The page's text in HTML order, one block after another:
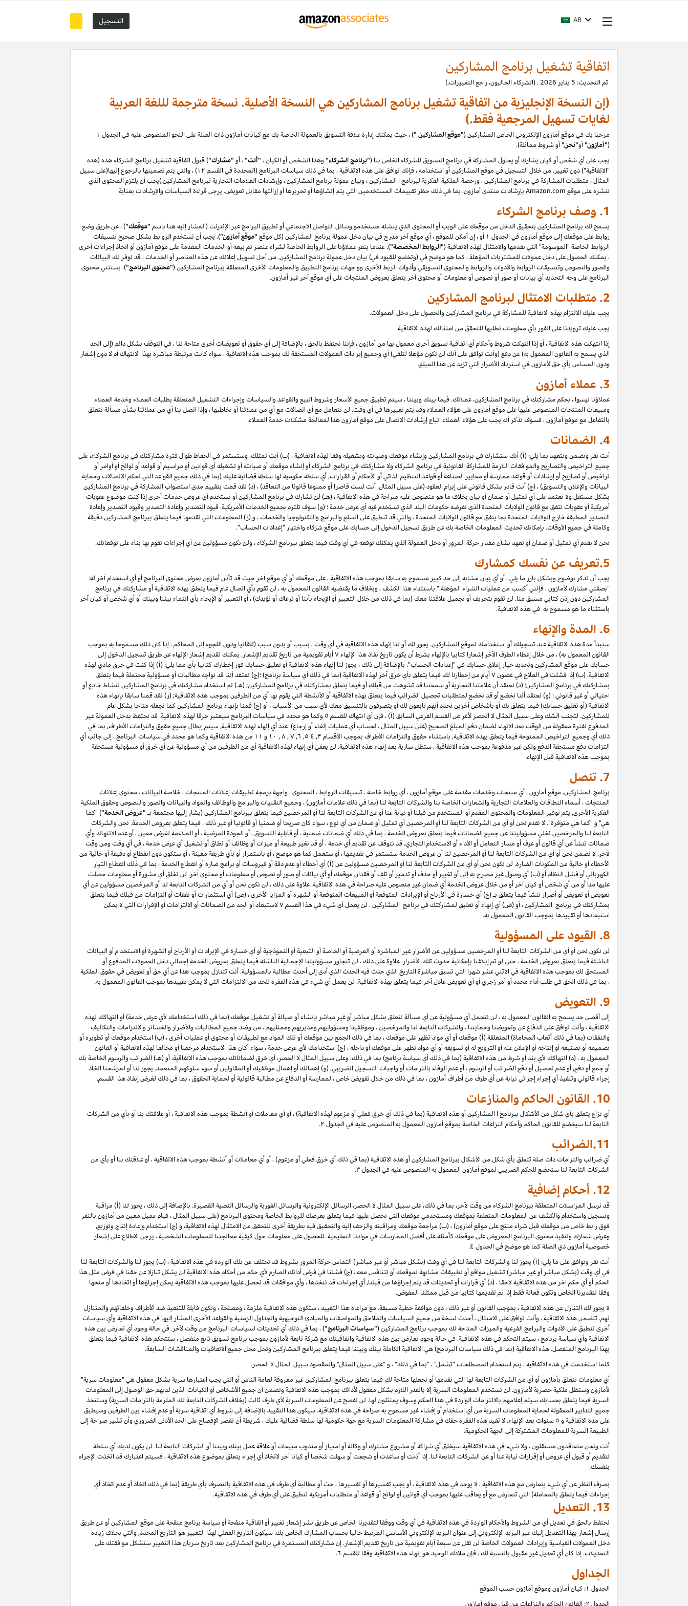
التسجيل AR
اتفاقية تشغيل برنامج المشاركين
تم التحديث: 5 يناير 2026 . (الشركاء الحاليون، راجع التغييرات.)
(إن النسخة الإنجليزية من اتفاقية تشغيل برنامج المشاركين هي النسخة الأصلية. نسخة مترجمة لللغة العربية
لغايات تسهيل المرجعية فقط.)
مرحبا بك في موقع أمازون الإلكتروني الخاص المشاركين ("موقع المشاركين "
) ، حيث يمكنك إدارة علاقة التسويق بالعمولة الخاصة بك مع كيانات أمازون ذات الصلة على النحو المنصوص عليه في الجدول ۱
(
"أمازون"أو"نحن"أو شروط مماثلة).
يجب على أي شخص أو كيان يشارك أو يحاول المشاركة في برنامج التسويق للشركاء الخاص بنا ("برنامج الشركاء"وهذا الشخص أو الكيان ، "أنت"، أو "مشارك") قبول اتفاقية تشغيل برنامج الشركاء هذه (هذه
"الاتفاقية") دون تغيير. من خلال التسجيل في موقع المشاركين أو استخدامه ، فإنك توافق على هذه الاتفاقية ، بما في ذلك سياسات البرنامج (المحددة في القسم ۱۲) ، والتي يتم تضمينها بالرجوع إليها(على سبيل
المثال ، متطلبات المشاركة في برنامج المشاركين ، ورخصة الملكية الفكرية لبرنامج ا المشاركين ، وبيان عمولة برنامج المشاركين ، وإرشادات العلامات التجارية لبرنامج المشاركين.)يجب أن يلتزم المحتوى الذي
تنشره على موقع Amazon.com بإرشادات منتدى أمازون، بما في ذلك حظر تقييمات المستخدمين التي يتم إنشاؤها أو تحريرها أو إزالتها مقابل تعويض. يرجى قراءة السياسات والإرشادات بعناية
1. وصف برنامج الشركاء
يسمح لك برنامج المشاركين بتحقيق الدخل من موقعك على الويب أو المحتوى الذي ينشئه مستخدمو وسائل التواصل الاجتماعي أو تطبيق البرامج عبر الإنترنت (المشار إليه هنا باسم "موقعك") ، عن طريق وضع
روابط على موقعك إلى موقع أمازون في الجدول ۱ أو ، إن أمكن للموقع ، أي موقع آخر مدرج في بيان دخل عمولة برنامج المشاركين (كل موقع
"موقع أمازون"). يجب أن تستخدم الروابط بشكل صحيح تنسيقات
الروابط الخاصة "الموسومة" التي نقدمها والامتثال لهذه الاتفاقية ("الروابط المخصصة"). عندما ينقر عملاؤنا على الروابط الخاصة لشراء عنصر تم بيعه أو الخدمات المقدمة على موقع أمازون أو اتخاذ إجراءات أخرى
، يمكنك الحصول على دخل عمولات للمشتريات المؤهلة ، كما هو موضح في (وتخضع للقيود في) بيان دخل عمولة برنامج المشاركين. من أجل تسهيل إعلانك عن هذه العناصر أو الخدمات ، قد نوفر لك البيانات
والصور والنصوص وتنسيقات الروابط والأدوات والروابط والمحتوى التسويقي وأدوات الربط الأخرى وواجهات برنامج التطبيق والمعلومات الأخرى المتعلقة ببرنامج المشاركين ("محتوى البرنامج"). يستثني محتوى
البرنامج على وجه التحديد أي بيانات أو صور أو نصوص أو معلومات أو محتوى آخر يتعلق بعروض المنتجات على أي موقع آخر غير أمازون.
2. متطلبات الامتثال لبرنامج المشاركين
يجب عليك الالتزام بهذه الاتفاقية للمشاركة في برنامج المشاركين والحصول على دخل العمولات.
يجب عليك تزويدنا على الفور بأي معلومات نطلبها للتحقق من امتثالك لهذه الاتفاقية.
إذا انتهكت هذه الاتفاقية ، أو إذا انتهكت شروط وأحكام أي اتفاقية تسويق أخرى معمول بها من أمازون ، فإننا نحتفظ بالحق ، بالإضافة إلى أي حقوق أو تعويضات أخرى متاحة لنا ، في التوقف بشكل دائم (إلى الحد
الذي يسمح به القانون المعمول به) عن دفع (وأنت توافق على أنك لن تكون مؤهلا لتلقي) أي وجميع إيرادات العمولات المستحقة لك بموجب هذه الاتفاقية ، سواء كانت مرتبطة مباشرة بهذا الانتهاك أم لا دون إشعار
ودون المساس بأي حق لأمازون في استرداد الأضرار التي تزيد عن هذا المبلغ.
3. عملاء أمازون
عملاؤنا ليسوا ، بحكم مشاركتك في برنامج المشاركين، عملائك. فيما بينك وبيننا ، سيتم تطبيق جميع الأسعار وشروط البيع والقواعد والسياسات وإجراءات التشغيل المتعلقة بطلبات العملاء وخدمة العملاء
ومبيعات المنتجات المنصوص عليها على موقع أمازون على هؤلاء العملاء وقد يتم تغييرها في أي وقت. لن تتعامل مع أي اتصالات مع أي من عملائنا أو تخاطبها ، وإذا اتصل بنا أي من عملائنا بشأن مسألة تتعلق
بالتفاعل مع موقع أمازون ، فسوف تذكر أنه يجب على هؤلاء العملاء اتباع إرشادات الاتصال على موقع أمازون هذا لمعالجة مشكلات خدمة العملاء.
4. الضمانات
أنت تقر وتضمن وتتعهد بما يلي: (أ) أنك ستشارك في برنامج المشاركين وإنشاء موقعك وصيانته وتشغيله وفقا لهذه الاتفاقية ، (ب) أنت تمتلك، وستستمر في الحفاظ طوال فترة مشاركتك في برنامج الشركاء، على
جميع التراخيص والتصاريح والموافقات اللازمة للمشاركة القانونية في برنامج الشركاء ولا مشاركتك في برنامج الشركاء أو إنشاء موقعك أو صيانته أو تشغيله أي قوانين أو مراسيم أو قواعد أو لوائح أو أوامر أو
تراخيص أو تصاريح أو إرشادات أو قواعد ممارسة أو معايير الصناعة أو قواعد التنظيم الذاتي أو الأحكام أو القرارات, أي سلطة حكومية لها سلطة قضائية عليك (بما في ذلك جميع القواعد التي تحكم الاتصالات وحماية
البيانات والإعلان والتسويق) ، (ج) أنت قادر بشكل قانوني على إبرام العقود (على سبيل المثال. أنت لست قاصرا أو ممنوعا قانونا من التعاقد) ، (د) لقد قمت بتقييم مدى استصواب المشاركة في برنامج المشاركين
بشكل مستقل ولا تعتمد على أي تمثيل أو ضمان أو بيان بخلاف ما هو منصوص عليه صراحة في هذه الاتفاقية ، (هـ) لن تشارك في برنامج المشاركين أو تستخدم أي عروض خدمات أخرى إذا كنت موضوع عقوبات
أمريكية أو عقوبات تتفق مع قانون الولايات المتحدة الذي تفرضه حكومات البلد الذي تستخدم فيه أي عرض خدمة ؛ (و) سوف تلتزم بجميع الخدمات الأمريكية. قيود التصدير وإعادة التصدير وقيود التصدير وإعادة
التصدير المطبقة خارج الولايات المتحدة بما يتفق مع قانون الولايات المتحدة ، والتي قد تنطبق على السلع والبرامج والتكنولوجيا والخدمات ، و (ز) المعلومات التي تقدمها فيما يتعلق ببرنامج المشاركين دقيقة
وكاملة في جميع الأوقات. بإمكانك تحديث المعلومات الخاصة بك عن طريق تسجيل الدخول إلى حسابك على موقع شركاه واختيار "إعدادات الحساب".
نحن لا نقدم أي تمثيل أو ضمان أو تعهد بشأن مقدار حركة المرور أو دخل العمولة الذي يمكنك توقعه في أي وقت فيما يتعلق ببرنامج الشركاء ، ولن نكون مسؤولين عن أي إجراءات تقوم بها بناء على توقعاتك.
5. تعريف عن نفسك كمشارك
يجب أن تذكر بوضوح وبشكل بارز ما يلي ، أو أي بيان مشابه إلى حد كبير مسموح به سابقا بموجب هذه الاتفاقية ، على موقعك أو أي موقع آخر حيث قد تأذن أمازون بعرض محتوى البرنامج أو أي استخدام آخر له:
"بصفتي مشارك لأمازون ، فإنني أكسب من عمليات الشراء المؤهلة." باستثناء هذا الكشف ، وبخلاف ما يقتضيه القانون المعمول به ، لن تقوم بأي اتصال عام فيما يتعلق بهذه الاتفاقية أو مشاركتك في برنامج
المشاركين دون إذن كتابي مسبق منا. لن تقوم بتحريف أو تجميل علاقتنا معك (بما في ذلك من خلال التعبير أو الإيحاء بأننا أو نرعاك أو نؤيدك) ، أو التعبير أو الإيحاء بأي انتماء بيننا وبينك أو أي شخص أو كيان آخر
باستثناء ما هو مسموح به في هذه الاتفاقية.
6. المدة والإنهاء
ستبدأ مدة هذه الاتفاقية عند تسجيلك أو استخدامك لموقع المشاركين. يجوز لك أو لنا إنهاء هذه الاتفاقية في أي وقت ، بسبب أو بدون سبب (تلقائيا ودون اللجوء إلى المحاكم ، إذا كان ذلك مسموحا به بموجب
القانون المعمول به) ، من خلال إعطاء الطرف الآخر إشعارا كتابيا بالإنهاء بشرط أن يكون تاريخ نفاذ هذا الإنهاء ۷ أيام تقويمية من تاريخ تقديم الإشعار. يمكنك تقديم إشعار الإنهاء عن طريق تسجيل الدخول إلى
حسابك على موقع المشاركين وتحديد خيار إغلاق حسابك في "إعدادات الحساب". بالإضافة إلى ذلك ، يجوز لنا إنهاء هذه الاتفاقية أو تعليق حسابك فور إخطارك كتابيا بأي مما يلي: (أ) إذا كنت في خرق مادي لهذه
الاتفاقية، (ب) إذا فشلت في العلاج في غضون ۷ أيام من إخطارنا لك فيما يتعلق بأي خرق آخر لهذه الاتفاقية (بما في ذلك أي سياسة برنامج) ؛(ج) نعتقد أننا قد نواجه مطالبات أو مسؤولية محتملة فيما يتعلق
بمشاركتك في برنامج المشاركين؛ (د) نعتقد أن علامتنا التجارية أو سمعتنا قد تشوهت من قبلك أو فيما يتعلق بمشاركتك في برنامج المشاركين; (هـ) تم استخدام مشاركتك في برنامج المشاركين لنشاط خادع أو
احتيالي أو غير قانوني ؛ (و) نعتقد أننا نخضع أو قد نخضع لمتطلبات تحصيل الضرائب فيما يتعلق بهذه الاتفاقية أو الأنشطة التي يقوم بها أي من الطرفين بموجب هذه الاتفاقية; (ز) لقد قمنا سابقا بإنهاء هذه
الاتفاقية (أو تغليق حسابك) فيما يتعلق بك أو بأشخاص آخرين نحدد أنهم تابعون لك أو يتصرفون بالتنسيق معك لأي سبب من الأسباب ، أو (ح) قمنا بإنهاء برنامج المشاركين كما نجعله متاحا بشكل عام
للمشاركين. لتجنب الشك وعلى سبيل المثال لا الحصر لأغراض القسم الفرعي السابق (أ) ، فإن أي انتهاك للقسم ٥ وكما هو محدد في سياسات البرنامج سيعتبر خرقا لهذه الاتفاقية. قد نحتفظ بدخل العمولة غير
المدفوع لفترة معقولة من الوقت بعد الإنهاء لضمان دفع المبلغ الصحيح (على سبيل المثال ، لحساب أي عمليات إلغاء أو إرجاع). عند أي إنهاء لهذه الاتفاقية, سيتم إبطال جميع حقوق والتزامات الأطراف, بما في
ذلك أي وجميع التراخيص الممنوحة فيما يتعلق بهذه الاتفاقية, باستثناء حقوق والتزامات الأطراف بموجب الأقسام ۳, ٤ ٥, ٦, ۷ , ۸ , ۱۰ و ۱۱ من هذه الاتفاقية وكما هو محدد في سياسات البرنامج ، إلى جانب أي
التزامات دفع مستحقة الدفع ولكن غير مدفوعة بموجب هذه الاتفاقية ، ستظل سارية بعد إنهاء هذه الاتفاقية. لن يعفي أي إنهاء لهذه الاتفاقية أي من الطرفين من أي مسؤولية عن أي خرق أو مسؤولية مستحقة
بموجب هذه الاتفاقية قبل الإنهاء.
7. تنصل
برنامج المشاركين، موقع أمازون ، أي منتجات وخدمات مقدمة على موقع أمازون ، أي روابط خاصة ، تنسيقات الروابط ، المحتوى ، واجهة برمجة تطبيقات إعلانات المنتجات ، خلاصة البيانات ، محتوى إعلانات
المنتجات ، أسماء النطاقات والعلامات التجارية والشعارات الخاصة بنا والشركات التابعة لنا (بما في ذلك علامات أمازون) ، وجميع التقنيات والبرامج والوظائف والمواد والبيانات والصور والنصوص وحقوق الملكية
الفكرية الأخرى, يتم توفير المعلومات والمحتوى المقدم أو المستخدم من قبلنا أو نيابة عنا أو عن الشركات التابعة لنا أو المرخصين فيما يتعلق ببرنامج المشاركين (يشار إليها مجتمعة بـ"عروض الخدمة") "كما
هي" و "كما هي متوفرة". لا نقدم نحن أو أي من الشركات التابعة لنا أو المرخصين أي تمثيل أو ضمان من أي نوع ، سواء كان صريحا أو ضمنيا أو قانونيا أو غير ذلك ، فيما يتعلق بعروض الخدمة. نحن والشركات
التابعة لنا والمرخصين نخلي مسؤوليتنا عن جميع الضمانات فيما يتعلق بعروض الخدمة ، بما في ذلك أي ضمانات ضمنية ، أو قابلية التسويق ، أو الجودة المرضية ، أو الملاءمة لغرض معين ، أو عدم الانتهاك وأي
ضمانات تنشأ عن أي قانون أو عرف أو مسار التعامل أو الأداء أو الاستخدام التجاري. قد نتوقف عن تقديم أي خدمة ، أو قد نغير طبيعة أو ميزات أو وظائف أو نطاق أو تشغيل أي عرض خدمة ، في أي وقت ومن وقت
لآخر. لا نضمن نحن أو أي من الشركات التابعة لنا أو المرخصين لنا أن عروض الخدمة ستستمر في تقديمها ، أو ستعمل كما هو موضح ، أو باستمرار أو بأي طريقة معينة ، أو ستكون دون انقطاع أو دقيقة أو خالية من
الأخطاء أو خالية من المكونات الضارة. لن نكون نحن أو أي من الشركات التابعة لنا أو المرخصين مسؤولين عن (أ) أي أخطاء أو عدم دقة أو فيروسات أو برامج ضارة أو انقطاع الخدمة ، بما في ذلك انقطاع التيار
الكهربائي أو فشل النظام أو (ب) أي وصول غير مصرح به إلى أو تغيير أو حذف أو تدمير أو تلف أو فقدان موقعك أو أي بيانات أو صور أو نصوص أو معلومات أو محتوى آخر. لن تخلق أي مشورة أو معلومات حصلت
عليها منا أو من أي شخص أو كيان آخر أو من خلال عروض الخدمة أي ضمان غير منصوص عليه صراحة في هذه الاتفاقية. علاوة على ذلك ، لن نكون نحن أو أي من الشركات التابعة لنا أو المرخصين مسؤولين عن أي
تعويض أو تعويض أو أضرار تنشأ فيما يتعلق بـ (خ) أي خسارة في الأرباح أو الإيرادات المتوقعة أو المبيعات المتوقعة أو الشهرة أو المزايا الأخرى ، (ص) أي استثمارات أو نفقات أو التزامات من قبلك فيما يتعلق
بمشاركتك في برنامج المشاركين ، أو (ض) أي إنهاء أو تعليق لمشاركتك في برنامج المشاركين . لن يعمل أي شيء في هذا القسم ۷ لاستبعاد أو الحد من الضمانات أو الالتزامات أو الإقرارات التي لا يمكن
استبعادها أو تقييدها بموجب القانون المعمول به.
8. القيود على المسؤولية
لن نكون نحن أو أي من الشركات التابعة لنا أو المرخصين مسؤولين عن الأضرار غير المباشرة أو العرضية أو الخاصة أو التبعية أو النموذجية أو أي خسارة في الإيرادات أو الأرباح أو الشهرة أو الاستخدام أو البيانات
الناشئة فيما يتعلق بعروض الخدمة ، حتى لو تم إبلاغنا بإمكانية حدوث تلك الأضرار. علاوة على ذلك ، لن تتجاوز مسؤوليتنا الإجمالية الناشئة فيما يتعلق بعروض الخدمة إجمالي دخل العمولات المدفوع أو
المستحق لك بموجب هذه الاتفاقية في الاثني عشر شهرا التي تسبق مباشرة التاريخ الذي حدث فيه الحدث الذي أدى إلى أحدث مطالبة بالمسؤولية. أنت تتنازل بموجب هذا عن أي حق أو تعويض في حقوق الملكية
، بما في ذلك الحق في طلب أداء محدد أو أمر زجري أو أي تعويض عادل آخر فيما يتعلق بهذه الاتفاقية. لن يعمل أي شيء في هذه الفقرة للحد من الالتزامات التي لا يمكن تقييدها بموجب القانون المعمول به.
9. التعويض
إلى أقصى حد يسمح به القانون المعمول به ، لن نتحمل أي مسؤولية عن أي مسألة تتعلق بشكل مباشر أو غير مباشر بإنشاء أو صيانة أو تشغيل موقعك (بما في ذلك استخدامك لأي عرض خدمة) أو انتهاكك لهذه
الاتفاقية ، وأنت توافق على الدفاع عن وتعويضنا وحمايتنا ، والشركات التابعة لنا والمرخصين ، وموظفينا ومسؤوليهم ومديريهم وممثليهم ، من وضد جميع المطالبات والأضرار والخسائر والالتزامات والتكاليف
والنفقات (بما في ذلك أتعاب المحاماة) المتعلقة (أ) موقعك أو أي مواد تظهر على موقعك ، بما في ذلك الجمع بين موقعك أو تلك المواد مع تطبيقات أو محتوى أو عمليات أخرى ، (ب) استخدام موقعك أو تطويره أو
تصميمه أو تصنيعه أو إنتاجه أو الإعلان عنه أو الترويج له أو تسويقه أو أي مواد تظهر على موقعك أو داخله ، (ج) استخدامك لأي عرض خدمة ، سواء أكان هذا الاستخدام مرخصا أو مخالفا لهذه الاتفاقية أو القانون
المعمول به ، (د) انتهاكك لأي بند أو شرط من هذه الاتفاقية (بما في ذلك أي سياسة برنامج) بما في ذلك، وعلى سبيل المثال لا الحصر، أي خرق لضماناتك بموجب هذه الاتفاقية، أو (هـ) الضرائب والرسوم الخاصة بك
أو جمع أو دفع, أو عدم تحصيل أو دفع الضرائب أو الرسوم ، أو عدم الوفاء بالتزامات أو واجبات التسجيل الضريبي, (و) إهمالك أو إهمال موظفيك أو المقاولين أو سوء سلوكهم المتعمد. يجوز لنا أو لمرشحنا اتخاذ
إجراء قانوني وتنفيذ أي إجراء إجرائي نيابة عن أي طرف من أطراف أمازون ، بما في ذلك من خلال تفويض خاص ، لممارسة أو الدفاع عن مطالبة قانونية أو لحماية الحقوق ، بما في ذلك لغرض إنفاذ هذا القسم.
10. القانون الحاكم والمنازعات
أي نزاع يتعلق بأي شكل من الأشكال ببرنامج ا المشاركين أو هذه الاتفاقية (بما في ذلك أي خرق فعلي أو مزعوم لهذه الاتفاقية) ، أو أي معاملات أو أنشطة بموجب هذه الاتفاقية ، أو علاقتك بنا أو بأي من الشركات
التابعة لنا سيخضع للقانون الحاكم وأحكام النزاعات الخاصة بموقع أمازون المعمول به المنصوص عليه في الجدول ۲.
11. الضرائب
أي ضرائب والتزامات ذات صلة تتعلق بأي شكل من الأشكال ببرنامج المشاركينأو هذه الاتفاقية (بما في ذلك أي خرق فعلي أو مزعوم) ، أو أي معاملات أو أنشطة بموجب هذه الاتفاقية ، أو علاقتك بنا أو بأي من
الشركات التابعة لنا ستخضع للحكم الضريبي لموقع أمازون المعمول به المنصوص عليه في الجدول ۳.
12. أحكام إضافية
قد نرسل المراسلات المتعلقة ببرنامج الشركاء من وقت لآخر، بما في ذلك، على سبيل المثال لا الحصر، الرسائل الإلكترونية والرسائل الفورية والرسائل النصية القصيرة. بالإضافة إلى ذلك ، يجوز لنا (أ) مراقبة
وتسجيل واستخدام والكشف عن المعلومات المتعلقة بموقعك ومستخدمي موقعك التي نحصل عليها فيما يتعلق بعرضك للروابط الخاصة ومحتوى البرنامج (على سبيل المثال ، قيام عميل معين من أمازون بالنقر
فوق رابط خاص من موقعك قبل شراء منتج على موقع أمازون) ، (ب) مراجعة موقعك ومراقبته والزحف إليه والتحقيق فيه بطريقة أخرى للتحقق من الامتثال لهذه الاتفاقية، و (ج) استخدام وإعادة إنتاج وتوزيع,
وعرض شعارك وتنفيذ محتوى البرنامج المعروض على موقعك كأمثلة على أفضل الممارسات في موادنا التعليمية. للحصول على معلومات حول كيفية معالجتنا للمعلومات الشخصية ، يرجى الاطلاع على إشعار
خصوصية أمازون ذي الصلة كما هو موضح في الجدول ٤.
أنت تقر وتوافق على ما يلي: (أ) يجوز لنا والشركات التابعة لنا في أي وقت (بشكل مباشر أو غير مباشر) التماس حركة المرور بشروط قد تختلف عن تلك الواردة في هذه الاتفاقية ، (ب) يجوز لنا والشركات التابعة لنا
في أي وقت (بشكل مباشر أو غير مباشر) تشغيل مواقع أو تطبيقات مشابهة لموقعك أو تتنافس معه ، (ج) فشلنا في فرض أدائك الصارم لأي حكم من أحكام هذه الاتفاقية لن يشكل تنازلا عن حقنا في فرض مثل هذا
الحكم أو أي حكم آخر من هذه الاتفاقية لاحقا ، (د) أي قرارات أو تحديثات قد يتم إجراؤها من قبلنا, أي إجراءات قد نتخذها ، وأي موافقات قد نحصل عليها بموجب هذه الاتفاقية يمكن إجراؤها أو اتخاذها أو منحها
وفقا لتقديرنا الخاص وتكون فعالة فقط إذا تم تقديمها كتابيا من قبل ممثلنا المفوض.
لا يجوز لك التنازل عن هذه الاتفاقية ، بموجب القانون أو غير ذلك ، دون موافقة خطية مسبقة. مع مراعاة هذا التقييد ، ستكون هذه الاتفاقية ملزمة ، ومصلحة ، وتكون قابلة للتنفيذ ضد الأطراف وخلفائهم والمتنازل
لهم. تتضمن هذه الاتفاقية ، وأنت توافق على الامتثال ، أحدث نسخة من جميع السياسات والملاحق والمواصفات والمبادئ التوجيهية والجداول الزمنية والقواعد الأخرى المشار إليها في هذه الاتفاقية وأي سياسات
أخرى تنطبق على الأدوات والبرامج الفرعية والميزات المتاحة لك بموجب برنامج المشاركين ("سياسات البرنامج") ، بما في ذلك أي تحديثات لسياسات البرنامج من وقت لآخر. في حالة وجود أي تعارض بين هذه
الاتفاقية وأي سياسة برنامج ، سيتم التحكم في هذه الاتفاقية. في حالة وجود تعارض بين هذه الاتفاقية واتفاقيتك مع شركة تابعة لأمازون بموجب برنامج تسويق تابع منفصل ، ستتحكم هذه الاتفاقية فيما يتعلق
بهذا البرنامج المنفصل. هذه الاتفاقية (بما في ذلك سياسات البرنامج) هي الاتفاقية الكاملة بينك وبيننا فيما يتعلق ببرنامج المشاركين وتحل محل جميع الاتفاقيات والمناقشات السابقة.
كلما استخدمت في هذه الاتفاقية ، يتم استخدام المصطلحات "تشمل" ، "بما في ذلك" ، و "على سبيل المثال" والمقصود سبيل المثال لا الحصر.
أي معلومات تتعلق بأمازون أو أي من الشركات التابعة لها التي نقدمها أو نجعلها متاحة لك فيما يتعلق ببرنامج المشاركين غير معروفة لعامة الناس أو التي يجب اعتبارها سرية بشكل معقول هي "معلومات سرية"
لأمازون وستظل ملكية حصرية لأمازون. لن تستخدم المعلومات السرية إلا بالقدر اللازم بشكل معقول لأدائك بموجب هذه الاتفاقية وتضمن أن جميع الأشخاص أو الكيانات الذين لديهم حق الوصول إلى المعلومات
السرية فيما يتعلق بحسابك سيتم إعلامهم بالالتزامات الواردة في هذا الحكم وسوف يمتثلون لها. لن تفصح عن المعلومات السرية لأي طرف ثالث (بخلاف الشركات التابعة لك الملزمة بالتزامات السرية) وستتخذ
جميع التدابير المعقولة لحماية المعلومات السرية من أي استخدام أو إفشاء غير مسموح به صراحة في هذه الاتفاقية. سيكون هذا التقييد بالإضافة إلى شروط أي اتفاقية سرية أو عدم إفشاء بين الطرفين وسيطبق
على مدة الاتفاقية و ٥ سنوات بعد الإنهاء. لا تقيد هذه الفقرة حقك في مشاركة المعلومات السرية مع جهة حكومية لها سلطة قضائية عليك ، شريطة أن تقصر الإفصاح على الحد الأدنى الضروري وأن تشير صراحة إلى
الطبيعة السرية للمعلومات المشتركة إلى الجهة الحكومية.
أنت ونحن متعاقدون مستقلون ، ولا شيء في هذه الاتفاقية سيخلق أي شراكة أو مشروع مشترك أو وكالة أو امتياز أو مندوب مبيعات أو علاقة عمل بينك وبيننا أو الشركات التابعة لنا. لن يكون لديك أي سلطة
لتقديم أو قبول أي عروض أو إقرارات نيابة عنا أو عن الشركات التابعة لنا. إذا أذنت أو ساعدت أو شجعت أو سهلت شخصا أو كيانا آخر لاتخاذ أي إجراء يتعلق بموضوع هذه الاتفاقية ، فسيتم اعتبارك قد اتخذت الإجراء
بنفسك.
بصرف النظر عن أي شيء يتعارض مع هذه الاتفاقية ، لا يوجد في هذه الاتفاقية ، أو يجب تفسيرها أو تفسيرها ، حث أو مطالبة أي طرف في هذه الاتفاقية بالتصرف بأي طريقة (بما في ذلك اتخاذ أو عدم اتخاذ أي
إجراءات فيما يتعلق بالمعاملة) التي تتعارض مع أو يعاقب عليها بموجب أي قوانين أو لوائح أو قواعد أو متطلبات أمريكية تنطبق على أي طرف في هذه الاتفاقية.
13. التعديل
نحتفظ بالحق في تعديل أي من الشروط والأحكام الواردة في هذه الاتفاقية في أي وقت ووفقا لتقديرنا الخاص عن طريق نشر إشعار تغيير أو اتفاقية منقحة أو سياسة برنامج منقحة على موقع المشاركين أو عن طريق
إرسال إشعار بهذا التعديل إليك عبر البريد الإلكتروني إلى عنوان البريد الإلكتروني الأساسي المرتبط حاليا بحساب المشارك الخاص بك. سيكون التاريخ الفعلي لهذا التغيير هو التاريخ المحدد, والتي بخلاف زيادة
دخل العمولات القياسية وإيرادات العمولات الخاصة لن تقل عن سبعة أيام تقويمية من تاريخ تقديم الإشعار. إن مشاركتك المستمرة في برنامج المشاركين بعد تاريخ سريان هذا التغيير ستشكل موافقتك على
التعديلات. إذا كان أي تعديل غير مقبول بالنسبة لك ، فإن ملاذك الوحيد هو إنهاء هذه الاتفاقية وفقا للقسم ٦.
الجداول
الجدول ۱: كيان أمازون وموقع أمازون حسب الموقع
الجدول ۲: القانون الحاكم والنزاعات من قبل موقع أمازون